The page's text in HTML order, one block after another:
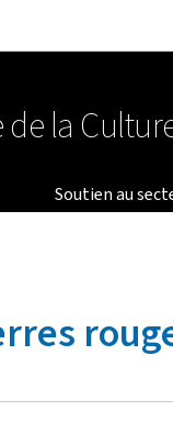
de la
Soutien au